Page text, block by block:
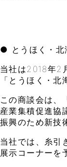
● とうほく・北
当社は2018年2
「とうほく・
この商談会は、
産業集積促進協
振興のため新技
当社では、糸引
展示コーナーを